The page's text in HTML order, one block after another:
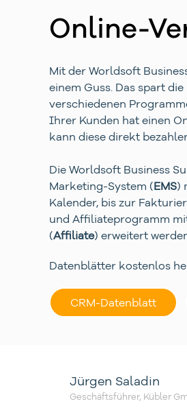
Online-
Mit der Worldsoft
einem Guss. Das spart
verschiedenen
Ihrer Kunden hat einen
kann diese direkt
Die Worldsoft Business
Marketing-System (EMS)
Kalender, bis zur
und Affiliateprogramm
(Affiliate) erweitert
Datenblätter kostenlos
CRM-Datenblatt
Jürgen Saladin
Geschäftsführer, Kübler